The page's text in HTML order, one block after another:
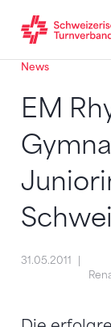
Zum Inhalt
Zur Sitemap
ZumNews
EM
31.05.2011